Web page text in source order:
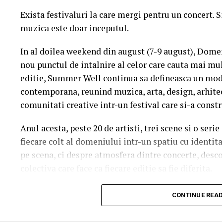
Exista festivaluri la care mergi pentru un concert.
muzica este doar inceputul.
In al doilea weekend din august (7-9 august),
nou punctul de intalnire al celor care cauta mai
editie, Summer Well continua sa defineasca un
contemporana, reunind muzica, arta, design,
comunitati creative intr-un festival care si-a
Anul acesta, peste 20 de artisti, trei scene si o
fiecare colt al domeniului intr-un spatiu cu
pe scena, ci despre atmosfera dintre concerte,
Trei scene. Trei universuri. Un singurCONTINUE